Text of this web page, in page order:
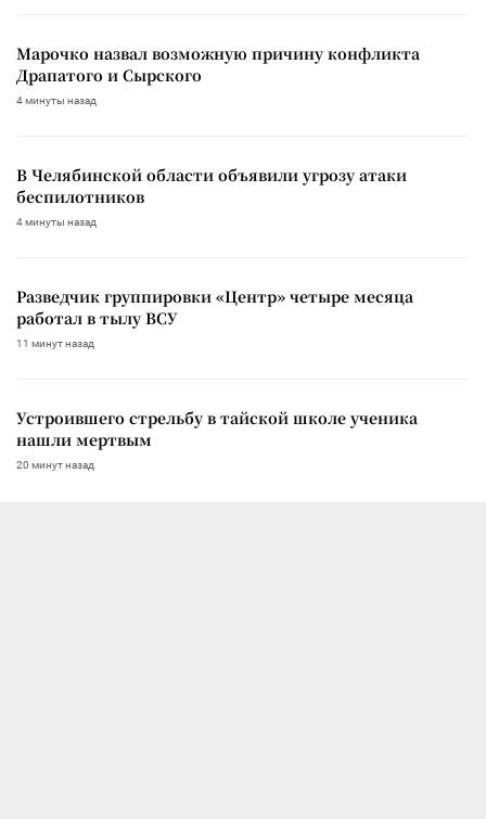
Марочко назвал возможную причину конфликта
Драпатого и Сырского
4 минуты назад
В Челябинской области объявили угрозу атаки
беспилотников
4 минуты назад
Разведчик группировки «Центр» четыре месяца
работал в тылу ВСУ
11 минут назад
Устроившего стрельбу в тайской школе ученика
нашли мертвым
20 минут назад